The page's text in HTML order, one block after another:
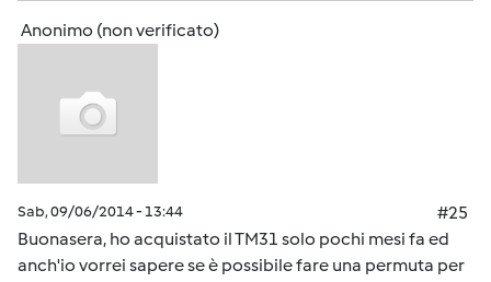
Anonimo (non verificato)
Sab, 09/06/2014 - 13:44
#25
Buonasera, ho acquistato il TM31 solo pochi mesi fa ed
anch'io vorrei sapere se è possibile fare una permuta per